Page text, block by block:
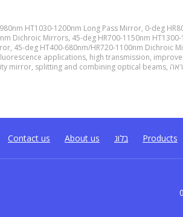
HT1030-1200nm Long Pass Mirror, 0-deg
Dichroic Mirrors, 45-deg HR700-1150nm
, 45-deg HT400-680nm/HR720-1100nm Dichroic
applications, high transmission,
mirror, splitting and combining optical beams,
Contact us About us בלוג Products